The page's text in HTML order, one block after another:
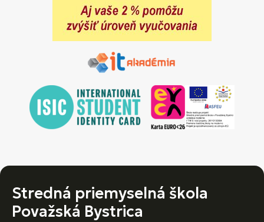
Stredná priemyselná škola
Považská Bystrica